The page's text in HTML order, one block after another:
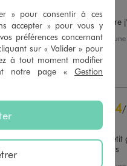
5
Surtout la couleur la matière
Avis du28/06/2026 , suite à
16/06/2026 parS.M.
Utile(0) Signaler
4/
Baskets idéales pour un
Avec les bijoux sur les lacets
» pour consentir à ces
accepter » pour vous y
préférences concernant
sur « Valider » pour
à tout moment modifier
notre page « Gestion